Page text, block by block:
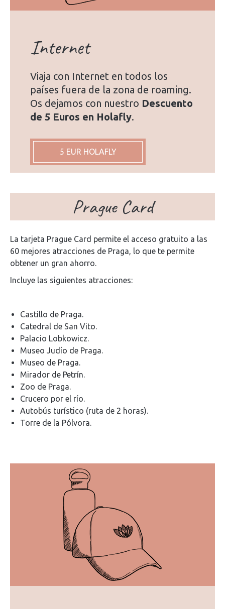
Internet
Viaja con Internet en todos los
países fuera de la zona de roaming.
Os dejamos con nuestro Descuento
de 5 Euros en Holafly.
5 EUR HOLAFLY
Prague Card
La tarjeta Prague Card permite el acceso gratuito a las
60 mejores atracciones de Praga, lo que te permite
obtener un gran ahorro.
Incluye las siguientes atracciones:
Castillo de Praga.
Catedral de San Vito.
Palacio Lobkowicz.
Museo Judío de Praga.
Museo de Praga.
Mirador de Petrín.
Zoo de Praga.
Crucero por el río.
Autobús turístico (ruta de 2 horas).
Torre de la Pólvora.